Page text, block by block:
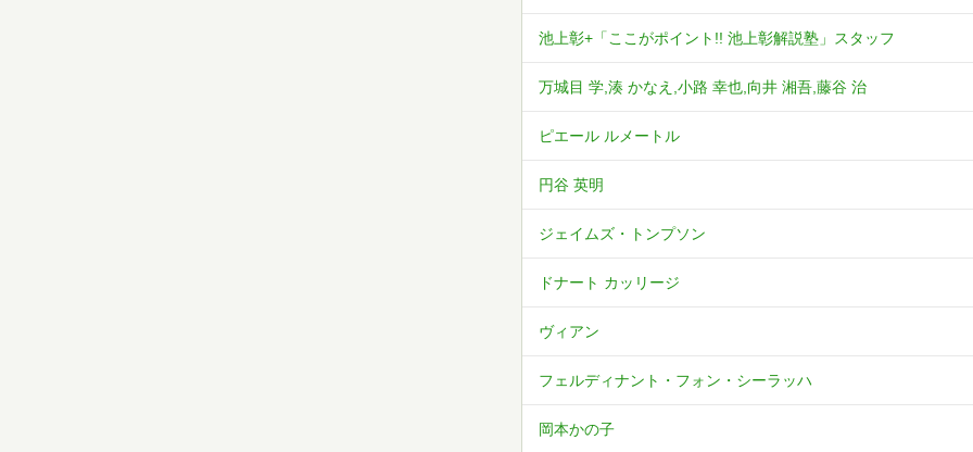
池上彰+「ここがポイント!! 池上彰解説塾」スタッフ
万城目 学,湊 かなえ,小路 幸也,向井 湘吾,藤谷 治
ピエール ルメートル
円谷 英明
ジェイムズ・トンプソン
ドナート カッリージ
ヴィアン
フェルディナント・フォン・シーラッハ
岡本かの子